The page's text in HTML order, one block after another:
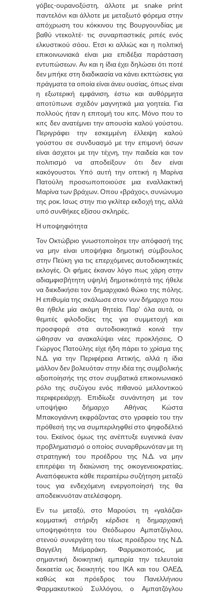
γόβες-ουρανοξύστη, άλλοτε με snake print
παντελόνι και άλλοτε με μεταξωτό φόρεμα στην
απόχρωση του κόκκινου της Βουργουνδίας με
βαθύ ντεκολτέ- τις συναρπαστικές ριπές ενός
ελκυστικού σόου. Ετσι κι αλλιώς και η πολιτική
επικοινωνιακά είναι μια επιδέξια παράσταση
εντυπώσεων. Αν και η ίδια έχει δηλώσει ότι ποτέ
δεν μπήκε στη διαδικασία να κάνει εκπτώσεις για
πράγματα τα οποία είναι άνευ ουσίας, όπως είναι
η εξωτερική εμφάνιση, έστω και αυθόρμητα
αποτύπωνε σχεδόν μαγνητικά μια γοητεία. Για
πολλούς ήταν η επιτομή του κιτς. Μόνο που το
κιτς δεν ανατέμνει την απουσία καλού γούστου.
Περιγράφει την εσκεμμένη έλλειψη καλού
γούστου σε συνδυασμό με την επιμονή όσων
είναι άσχετοι με την τέχνη, την παιδεία και τον
πολιτισμό να αποδείξουν ότι δεν είναι
κακόγουστοι. Υπό αυτή την οπτική η Μαρίνα
Πατούλη προσωποποιούσε μια εναλλακτική
Μαρίνα των βράχων. Οπου «βράχος», συνώνυμο
της ροκ. Ισως στην πιο γκλίτερ εκδοχή της, αλλά
υπό συνθήκες εξίσου σκληρές.
Η υποψηφιότητα
Τον Οκτώβριο γνωστοποίησε την απόφασή της
να μην είναι υποψήφια δημοτική σύμβουλος
στην Πεύκη για τις επερχόμενες αυτοδιοικητικές
εκλογές. Οι φήμες έκαναν λόγο πως χάρη στην
αδιαμφισβήτητη υψηλή δημοτικότητά της ήθελε
να διεκδικήσει τον δημαρχιακό θώκο της πόλης.
Η επιθυμία της σκάλωσε στον νυν δήμαρχο που
θα ήθελε μία ακόμη θητεία. Παρ’ όλα αυτά, οι
θεμιτές φιλοδοξίες της για συμμετοχή και
προσφορά στα αυτοδιοικητικά κοινά την
ώθησαν να ανακαλύψει νέες προκλήσεις. Ο
Γιώργος Πατούλης είχε ήδη πάρει το χρίσμα της
Ν.Δ. για την Περιφέρεια Αττικής, αλλά η ίδια
μάλλον δεν βολευόταν στην ιδέα της συμβολικής
αξιοποίησής της στον συμβατικά επικοινωνιακό
ρόλο της συζύγου ενός πιθανού μελλοντικού
περιφερειάρχη. Επιδίωξε συνάντηση με τον
υποψήφιο δήμαρχο Αθήνας Κώστα
Μπακογιάννη εκφράζοντας στο γραφείο του την
πρόθεσή της να συμπεριληφθεί στο ψηφοδέλτιό
του. Εκείνος όμως της ανέπτυξε ευγενικά έναν
προβληματισμό ο οποίος συναρθρωνόταν με τη
στρατηγική του προέδρου της Ν.Δ. να μην
επιτρέψει τη διαιώνιση της οικογενειοκρατίας.
Αναπόφευκτα κάθε περαιτέρω συζήτηση μεταξύ
τους για ενδεχόμενη ενεργοποίησή της θα
αποδεικνυόταν ατελέσφορη.
Εν τω μεταξύ, στο Μαρούσι, τη «γαλάζια»
κομματική στήριξη κέρδισε η δημαρχιακή
υποψηφιότητα του Θεόδωρου Αμπατζόγλου,
στενού συνεργάτη του τέως προέδρου της Ν.Δ.
Βαγγέλη Μεϊμαράκη. Φαρμακοποιός, με
σημαντική διοικητική εμπειρία την τελευταία
δεκαετία ως διοικητής του ΙΚΑ και του ΟΑΕΔ,
καθώς και πρόεδρος του Πανελλήνιου
Φαρμακευτικού Συλλόγου, ο Αμπατζόγλου